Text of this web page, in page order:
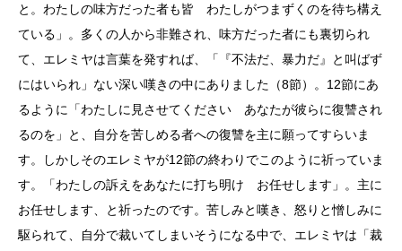
と。わたしの味方だった者も皆 わたしがつまずくのを待ち構え
ている」。多くの人から非難され、味方だった者にも裏切られ
て、エレミヤは言葉を発すれば、「『不法だ、暴力だ』と叫ばず
にはいられ」ない深い嘆きの中にありました（8節）。12節にあ
るように「わたしに見させてください あなたが彼らに復讐され
るのを」と、自分を苦しめる者への復讐を主に願ってすらいま
す。しかしそのエレミヤが12節の終わりでこのように祈っていま
す。「わたしの訴えをあなたに打ち明け お任せします」。主に
お任せします、と祈ったのです。苦しみと嘆き、怒りと憎しみに
駆られて、自分で裁いてしまいそうになる中で、エレミヤは「裁